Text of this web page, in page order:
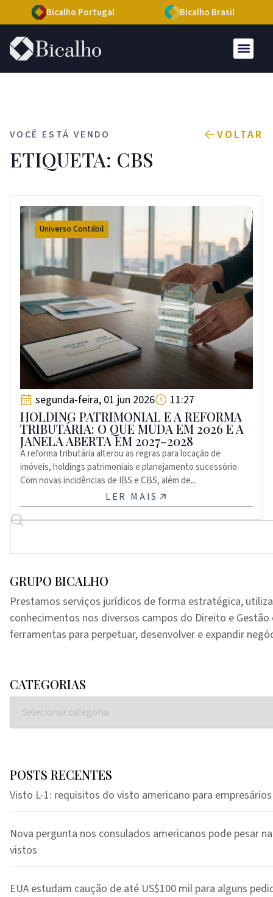
Bicalho Portugal Bicalho Brasil
VOCÊ ESTÁ VENDO VOLTAR
ETIQUETA: CBS
Universo Contábil
segunda-feira, 01 jun 2026 11:27
HOLDING PATRIMONIAL E A REFORMA
TRIBUTÁRIA: O QUE MUDA EM 2026 E A
JANELA ABERTA EM 2027–2028
A reforma tributária alterou as regras para locação de
imóveis, holdings patrimoniais e planejamento sucessório.
Com novas incidências de IBS e CBS, além de...
LER MAIS
GRUPO BICALHO
Prestamos serviços jurídicos de forma estratégica,
conhecimentos nos diversos campos do Direito e
ferramentas para perpetuar, desenvolver e expandir
CATEGORIAS
POSTS RECENTES
Visto L-1: requisitos do visto americano para empresários
Nova pergunta nos consulados americanos pode pesar
vistos
EUA estudam caução de até US$100 mil para alguns